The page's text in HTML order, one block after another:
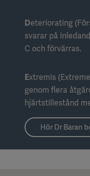
Deteriorating
svarar på
C och förvärras.
Extremis
genom flera
hjärtstillestånd
Hör Dr Baran